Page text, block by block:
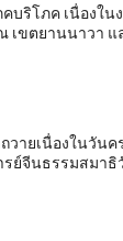
คบริโภค เนื่องใ
เขตยานนาวา
วายเนื่องในวัน
ย์จีนธรรมสมาธิ